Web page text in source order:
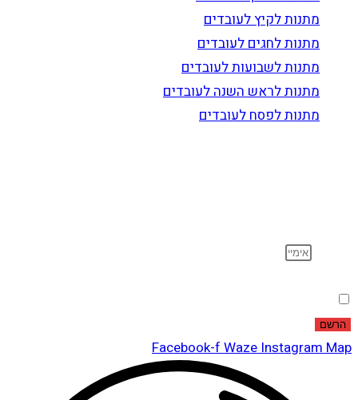
מתנות לקיץ לעובדים
מתנות לחגים לעובדים
מתנות לשבועות לעובדים
מתנות לראש השנה לעובדים
מתנות לפסח לעובדים
הרשם
Facebook-f Waze Instagram Map